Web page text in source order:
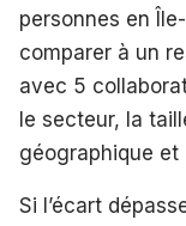
personnes en
comparer à un
avec 5
le secteur, la
géographique et
Si l’écart